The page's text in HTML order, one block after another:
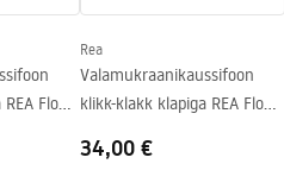
Flow
Rea
Valamukraanikaussifoon
klikk-klakk klapiga REA Flow
34,00 €